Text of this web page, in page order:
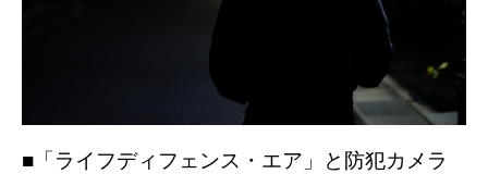
■「ライフディフェンス・エア」と防犯カメラ